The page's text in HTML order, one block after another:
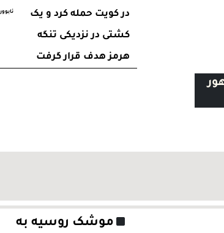
در کویت حمله کرد و یک
کشتی در نزدیکی تنگه
هرمز هدف قرار گرفت
موشک روسیه به